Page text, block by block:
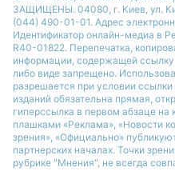
ЗАЩИЩЕНЫ. 04080, г. Киев, ул.
(044) 490-01-01. Адрес
Идентификатор онлайн-медиа в
R40-01822. Перепечатка,
информации, содержащей
либо виде запрещено.
разрешается при условии
изданий обязательна прямая,
гиперссылка в первом абзаце
плашками «Реклама», «Новости
зрения», «Официально»
партнерских началах. Точки
рубрике "Мнения", не всегда